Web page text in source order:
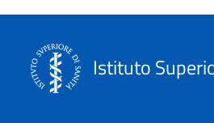
Istituto